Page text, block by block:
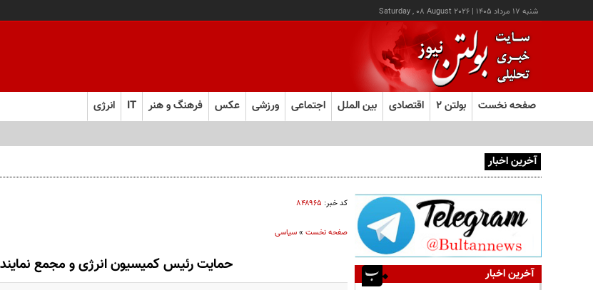
شنبه ۱۷ مرداد ۱۴۰۵ |
Saturday , 08 August 2026
صفحه نخست بولتن ۲ اقتصادی بین الملل اجتماعی ورزشی عکس فرهنگ و هنر IT انرژی
آخرین اخبار
کد خبر: ۸۴۸۹۶۵
صفحه نخست»سیاسی
حمایت رئیس کمیسیون انرژی و مجمع آخرین اخبار